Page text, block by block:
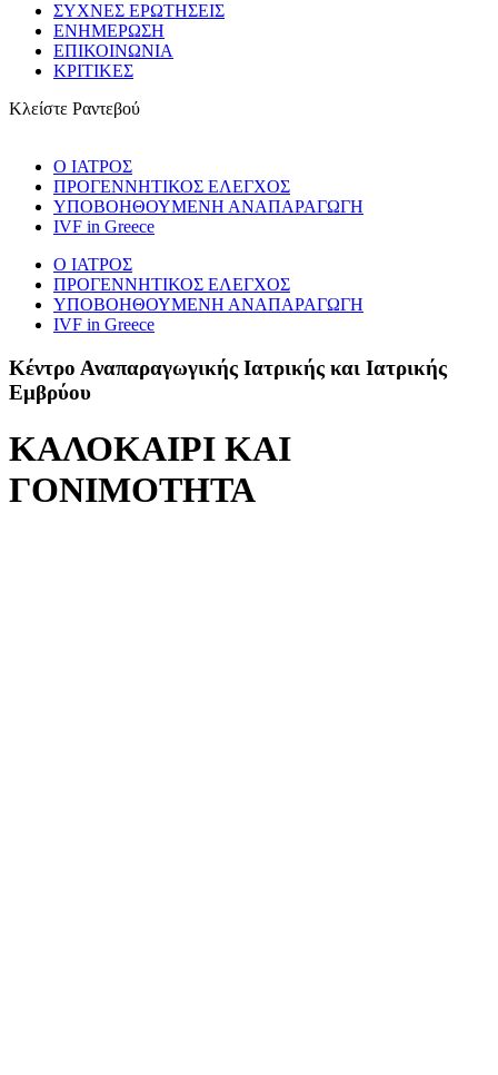
ΣΥΧΝΕΣ ΕΡΩΤΗΣΕΙΣ
ΕΝΗΜΕΡΩΣΗ
ΕΠΙΚΟΙΝΩΝΙΑ
ΚΡΙΤΙΚΕΣ
Κλείστε Ραντεβού
Ο ΙΑΤΡΟΣ
ΠΡΟΓΕNNΗΤΙΚΟΣ ΕΛΕΓΧΟΣ
ΥΠΟΒΟΗΘΟΥΜΕΝΗ ΑΝΑΠΑΡΑΓΩΓΗ
IVF in Greece
Ο ΙΑΤΡΟΣ
ΠΡΟΓΕNNΗΤΙΚΟΣ ΕΛΕΓΧΟΣ
ΥΠΟΒΟΗΘΟΥΜΕΝΗ ΑΝΑΠΑΡΑΓΩΓΗ
IVF in Greece
Κέντρο Αναπαραγωγικής Ιατρικής και Ιατρικής
Εμβρύου
ΚΑΛΟΚΑΙΡΙ ΚΑΙ
ΓΟΝΙΜΟΤΗΤΑ